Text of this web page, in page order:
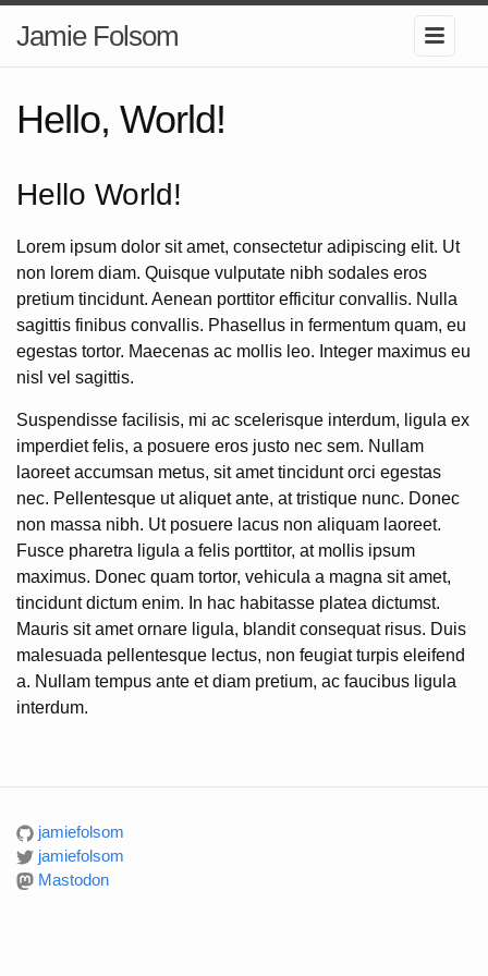
Jamie Folsom
Hello, World!
Hello World!
Lorem ipsum dolor sit amet, consectetur adipiscing elit. Ut
non lorem diam. Quisque vulputate nibh sodales eros
pretium tincidunt. Aenean porttitor efficitur convallis. Nulla
sagittis finibus convallis. Phasellus in fermentum quam, eu
egestas tortor. Maecenas ac mollis leo. Integer maximus eu
nisl vel sagittis.
Suspendisse facilisis, mi ac scelerisque interdum, ligula ex
imperdiet felis, a posuere eros justo nec sem. Nullam
laoreet accumsan metus, sit amet tincidunt orci egestas
nec. Pellentesque ut aliquet ante, at tristique nunc. Donec
non massa nibh. Ut posuere lacus non aliquam laoreet.
Fusce pharetra ligula a felis porttitor, at mollis ipsum
maximus. Donec quam tortor, vehicula a magna sit amet,
tincidunt dictum enim. In hac habitasse platea dictumst.
Mauris sit amet ornare ligula, blandit consequat risus. Duis
malesuada pellentesque lectus, non feugiat turpis eleifend
a. Nullam tempus ante et diam pretium, ac faucibus ligula
interdum.
jamiefolsom
jamiefolsom
Mastodon